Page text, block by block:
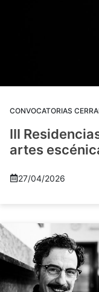
CONVOCATORIAS
III
artes
27/04/2026